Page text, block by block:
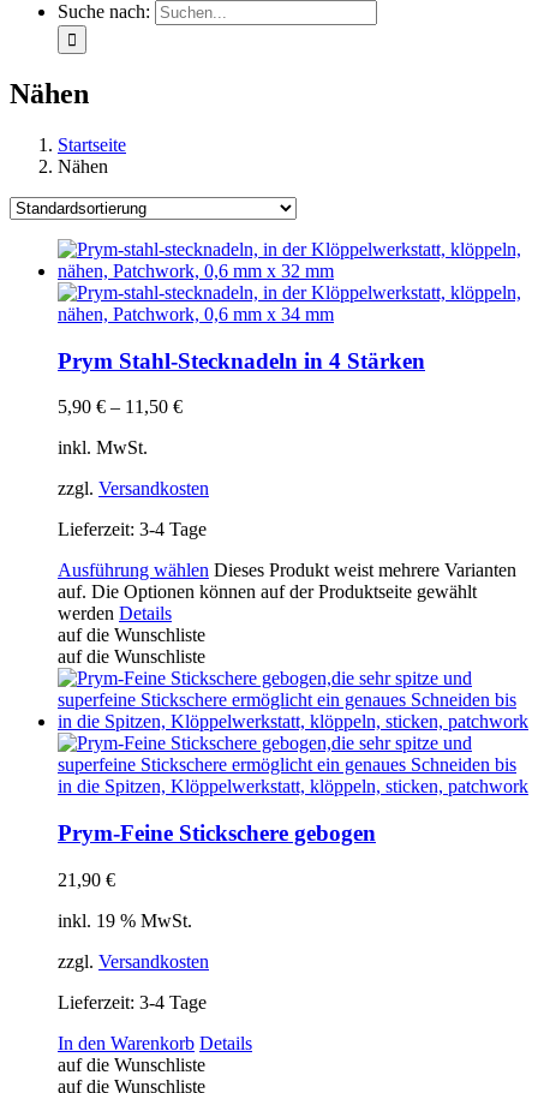
Suche nach:
Nähen
Startseite
Nähen
Prym Stahl-Stecknadeln in 4 Stärken
5,90 € – 11,50 €
inkl. MwSt.
zzgl. Versandkosten
Lieferzeit: 3-4 Tage
Ausführung wählen Dieses Produkt weist mehrere Varianten
auf. Die Optionen können auf der Produktseite gewählt
werden Details
auf die Wunschliste
auf die Wunschliste
Prym-Feine Stickschere gebogen
21,90 €
inkl. 19 % MwSt.
zzgl. Versandkosten
Lieferzeit: 3-4 Tage
In den Warenkorb Details
auf die Wunschliste
auf die Wunschliste